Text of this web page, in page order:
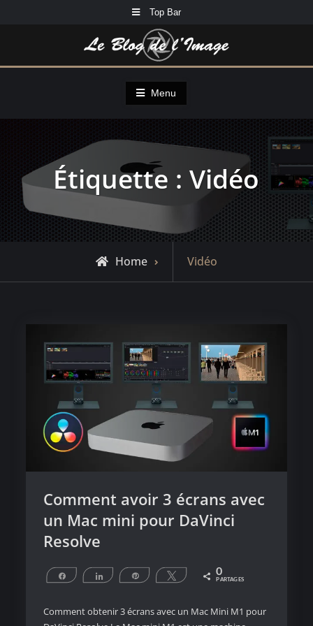
Top Bar
Menu
Étiquette :Vidéo
Home
Posts
tagged
Vidéo
Comment avoir 3 écrans avec
un Mac mini pour DaVinci
Resolve
Partagez Partagez Épingle Tweetez 0
PARTAGES
Comment obtenir 3 écrans avec un Mac Mini M1 pour